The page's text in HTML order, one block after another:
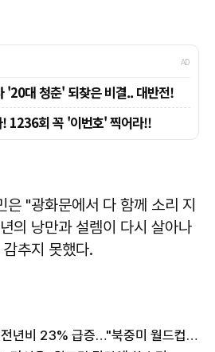
은 "광화문에서 다 함께 소리 지
의 낭만과 설렘이 다시 살아나
추지 못했다.
이노션, 2분기 영업익 전년비 23% 급증…"북중미 월드컵, 제네시스 르망 효과"